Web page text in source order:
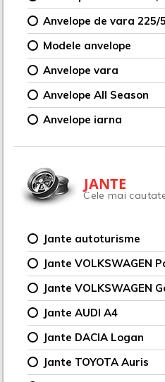
Anvelope de vara 225/
Modele anvelope
Anvelope vara
Anvelope All Season
Anvelope iarna
JANTE
Cele mai
Jante autoturisme
Jante VOLKSWAGEN
Jante VOLKSWAGEN
Jante AUDI A4
Jante DACIA Logan
Jante TOYOTA Auris